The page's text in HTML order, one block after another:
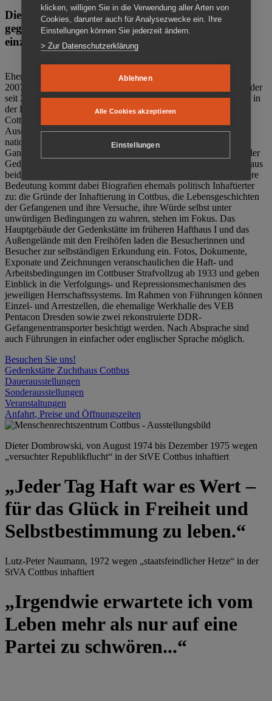
Die Gedenkstätte Zuchthaus Cottbus ist ein Ort
gegen das Vergessen. Anschaulich, nah und
einzigartig.
Ehemalige politische Häftlinge der DDR gründeten im Oktober
2007 den Verein Menschenrechtszentrum Cottbus e. V. (MRZ), der
seit 2011 Eigentümer des ehemaligen Gefängnisses (1860-2002) in
der Bautzener Straße und Träger der Gedenkstätte Zuchthaus
Cottbus ist. Im Zentrum der Arbeit der Gedenkstätte steht die
Auseinandersetzung mit politischem Unrecht während der
nationalsozialistischen Terrorherrschaft und der SED-Diktatur.
Ganzjährig zeigen mehrere Dauer- und Sonderausstellungen in der
Gedenkstätte Zuchthaus Cottbus Beispiele politischen Unrechts aus
beiden deutschen Diktaturen des 20. Jahrhunderts. Eine besondere
Bedeutung kommt dabei Biografien ehemals politisch Inhaftierter
zu: die Gründe der Inhaftierung in Cottbus, die Lebensgeschichten
der Gefangenen und ihre Versuche, ihre Würde selbst unter
unwürdigen Bedingungen zu wahren, stehen im Fokus. Das
Hauptgebäude der Gedenkstätte im früheren Hafthaus I und das
Außengelände mit den Freihöfen laden die Besucherinnen und
Besucher zur selbständigen Erkundung ein. Fotos, Dokumente,
Exponate und Zeichnungen veranschaulichen die Haft- und
Arbeitsbedingungen im Cottbuser Strafvollzug ab 1933 und geben
Einblick in die Verfolgungs- und Repressionsmechanismen des
jeweiligen Herrschaftssystems. Im Rahmen von Führungen können
Einzel- und Arrestzellen, die ehemalige Werkhalle des VEB
Pentacon Dresden sowie zwei rekonstruierte DDR-
Gefangenentransporter besichtigt werden. Nach Absprache sind
auch Führungen in einfacher oder englischer Sprache möglich.
Besuchen Sie uns!
Gedenkstätte Zuchthaus Cottbus
Dauerausstellungen
Sonderausstellungen
Veranstaltungen
Anfahrt, Preise und Öffnungszeiten
Dieter Dombrowski, von August 1974 bis Dezember 1975 wegen
„versuchter Republikflucht“ in der StVE Cottbus inhaftiert
„Jeder Tag Haft war es Wert –
für das Glück in Freiheit und
Selbstbestimmung zu leben.“
Lutz-Peter Naumann, 1972 wegen „staatsfeindlicher Hetze“ in der
StVA Cottbus inhaftiert
„Irgendwie erwartete ich vom
Leben mehr als nur auf eine
Partei zu schwören...“
klicken, willigen Sie in die Verwendung aller Arten von
Cookies, darunter auch für Analysezwecke ein. Ihre
Einstellungen können Sie jederzeit ändern.
> Zur Datenschutzerklärung
Ablehnen
Alle Cookies akzeptieren
Einstellungen